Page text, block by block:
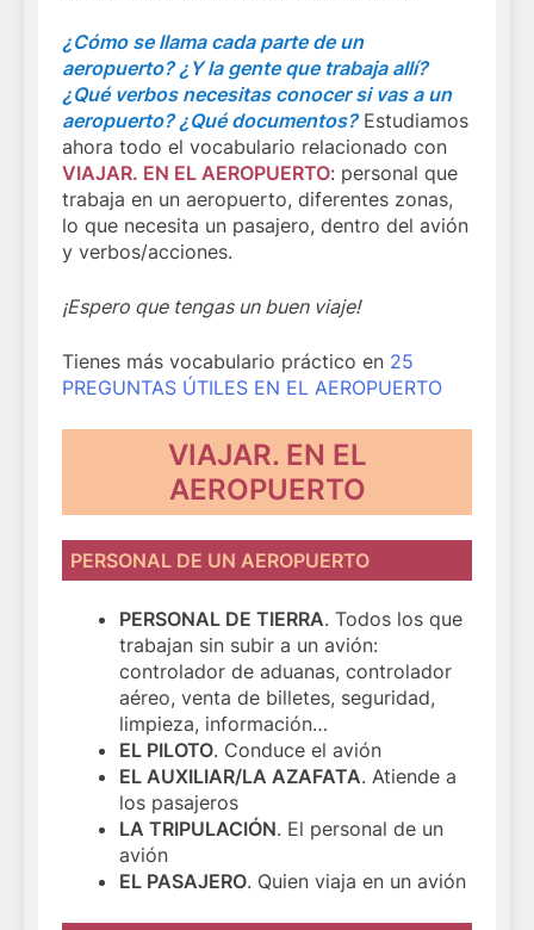
¿Cómo se llama cada parte de un
aeropuerto? ¿Y la gente que trabaja allí?
¿Qué verbos necesitas conocer si vas a un
aeropuerto? ¿Qué documentos?Estudiamos
ahora todo el vocabulario relacionado con
VIAJAR. EN EL AEROPUERTO: personal que
trabaja en un aeropuerto, diferentes zonas,
lo que necesita un pasajero, dentro del avión
y verbos/acciones.
¡Espero que tengas un buen viaje!
Tienes más vocabulario práctico en 25
PREGUNTAS ÚTILES EN EL AEROPUERTO
VIAJAR. EN EL
AEROPUERTO
PERSONAL DE UN AEROPUERTO
PERSONAL DE TIERRA. Todos los que
trabajan sin subir a un avión:
controlador de aduanas, controlador
aéreo, venta de billetes, seguridad,
limpieza, información…
EL PILOTO. Conduce el avión
EL AUXILIAR/LA AZAFATA. Atiende a
los pasajeros
LA TRIPULACIÓN. El personal de un
avión
EL PASAJERO. Quien viaja en un avión